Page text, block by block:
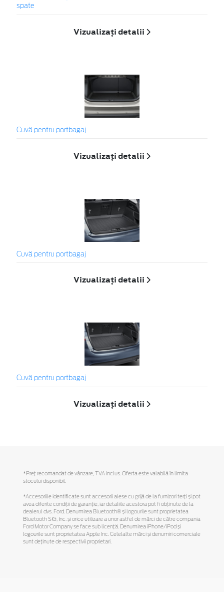
spate
Vizualizați detalii
Cuvă pentru portbagaj
Vizualizați detalii
Cuvă pentru portbagaj
Vizualizați detalii
Cuvă pentru portbagaj
Vizualizați detalii
*Preţ recomandat de vânzare, TVA inclus. Oferta este valabilă în limita
stocului disponibil.
*Accesoriile identificate sunt accesorii alese cu grijă de la furnizori terți și pot
avea diferite condiții de garanție, iar detaliile acestora pot fi obținute de la
dealerul dvs. Ford. Denumirea Bluetooth® și logourile sunt proprietatea
Bluetooth SIG, Inc. și orice utilizare a unor astfel de mărci de către compania
Ford Motor Company se face sub licență. Denumirea iPhone/iPod și
logourile sunt proprietatea Apple Inc. Celelalte mărci și denumiri comerciale
sunt deținute de respectivii proprietari.